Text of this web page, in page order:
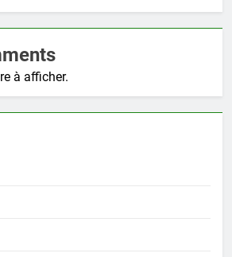
à afficher.